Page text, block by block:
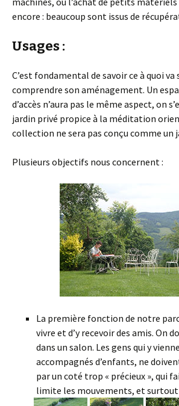
encore : beaucoup sont issus de
Usages :
C’est fondamental de savoir ce à quoi
comprendre son aménagement. Un
d’accès n’aura pas le même aspect, on
jardin privé propice à la méditation
collection ne sera pas conçu comme un
Plusieurs objectifs nous concernent :
La première fonction de notre
vivre et d’y recevoir des amis. On
dans un salon. Les gens qui y
accompagnés d’enfants, ne
par un coté trop « précieux », qui
limite les mouvements, et surtout